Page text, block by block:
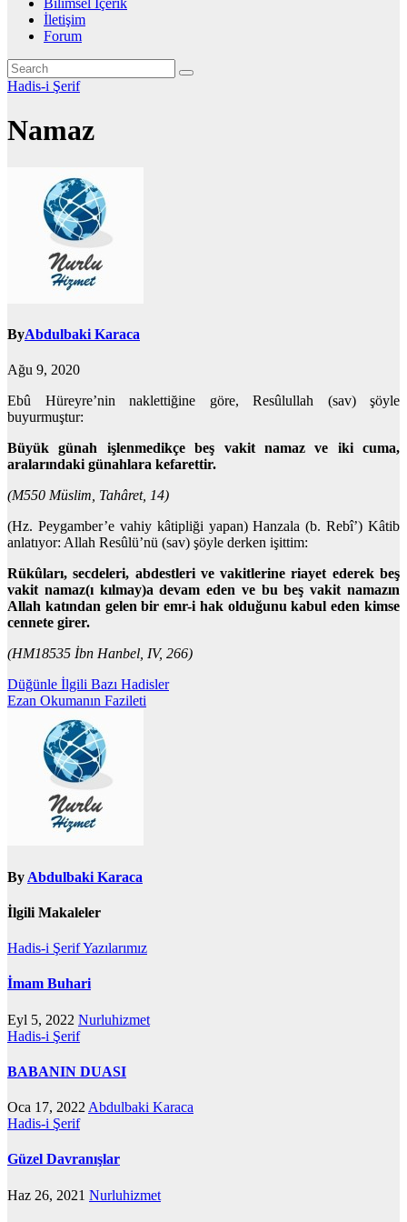
İletişim
Forum
Hadis-i Şerif
Namaz
ByAbdulbaki Karaca
Ağu 9, 2020
Ebû Hüreyre’nin naklettiğine göre, Resûlullah (sav) şöyle
buyurmuştur:
Büyük günah işlenmedikçe beş vakit namaz ve iki cuma,
aralarındaki günahlara kefarettir.
(M550 Müslim, Tahâret, 14)
(Hz. Peygamber’e vahiy kâtipliği yapan) Hanzala (b. Rebî’) Kâtib
anlatıyor: Allah Resûlü’nü (sav) şöyle derken işittim:
Rükûları, secdeleri, abdestleri ve vakitlerine riayet ederek beş
vakit namaz(ı kılmay)a devam eden ve bu beş vakit namazın
Allah katından gelen bir emr-i hak olduğunu kabul eden kimse
cennete girer.
(HM18535 İbn Hanbel, IV, 266)
Yazı
gezinmesi
Düğünle İlgili Bazı Hadisler
Ezan Okumanın Fazileti
By Abdulbaki Karaca
İlgili Makaleler
Hadis-i ŞerifYazılarımız
İmam Buhari
Eyl 5, 2022 Nurluhizmet
Hadis-i Şerif
BABANIN DUASI
Oca 17, 2022 Abdulbaki Karaca
Hadis-i Şerif
Güzel Davranışlar
Haz 26, 2021 Nurluhizmet